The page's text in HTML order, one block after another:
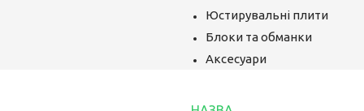
Юстирувальні плити
Блоки та обманки
Аксесуари